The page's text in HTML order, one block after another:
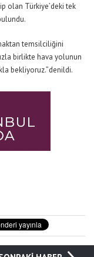
olan Türkiye’deki tek
temsilciliğini
birlikte hava yolunun
bekliyoruz.”denildi.